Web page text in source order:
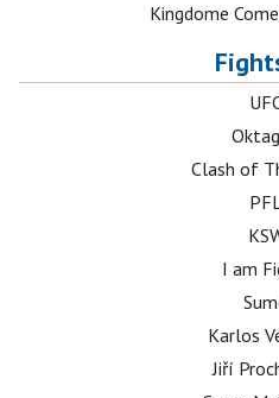
Kingdome
Clash of
I am
Karlos
Jiří